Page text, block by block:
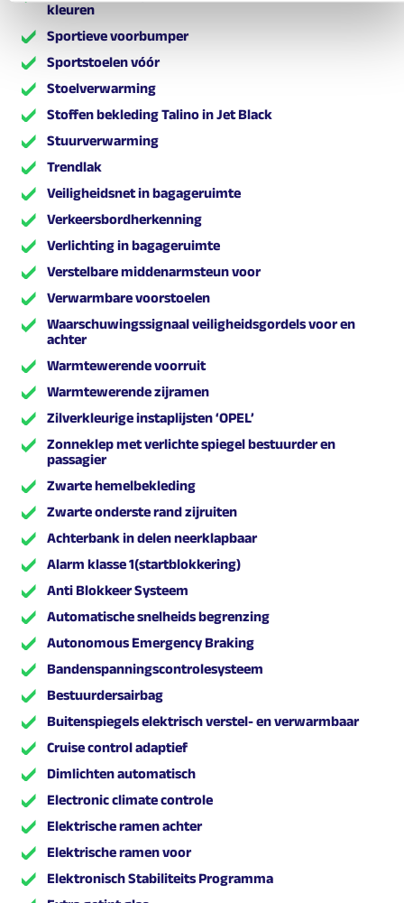
kleuren
Sportieve voorbumper
Sportstoelen vóór
Stoelverwarming
Stoffen bekleding Talino in Jet Black
Stuurverwarming
Trendlak
Veiligheidsnet in bagageruimte
Verkeersbordherkenning
Verlichting in bagageruimte
Verstelbare middenarmsteun voor
Verwarmbare voorstoelen
Waarschuwingssignaal veiligheidsgordels voor en
achter
Warmtewerende voorruit
Warmtewerende zijramen
Zilverkleurige instaplijsten ‘OPEL’
Zonneklep met verlichte spiegel bestuurder en
passagier
Zwarte hemelbekleding
Zwarte onderste rand zijruiten
Achterbank in delen neerklapbaar
Alarm klasse 1(startblokkering)
Anti Blokkeer Systeem
Automatische snelheids begrenzing
Autonomous Emergency Braking
Bandenspanningscontrolesysteem
Bestuurdersairbag
Buitenspiegels elektrisch verstel- en verwarmbaar
Cruise control adaptief
Dimlichten automatisch
Electronic climate controle
Elektrische ramen achter
Elektrische ramen voor
Elektronisch Stabiliteits Programma